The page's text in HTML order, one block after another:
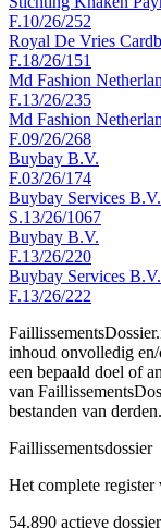
F.10/26/252
Royal De Vries
F.18/26/151
Md Fashion
F.13/26/235
Md Fashion
F.09/26/268
Buybay B.V.
F.03/26/174
Buybay Services B.V.
S.13/26/1067
Buybay B.V.
F.13/26/220
Buybay Services B.V.
F.13/26/222
inhoud onvolledig
een bepaald doel of
van
bestanden van
Faillissementsdossier
Het complete register
54.890 actieve